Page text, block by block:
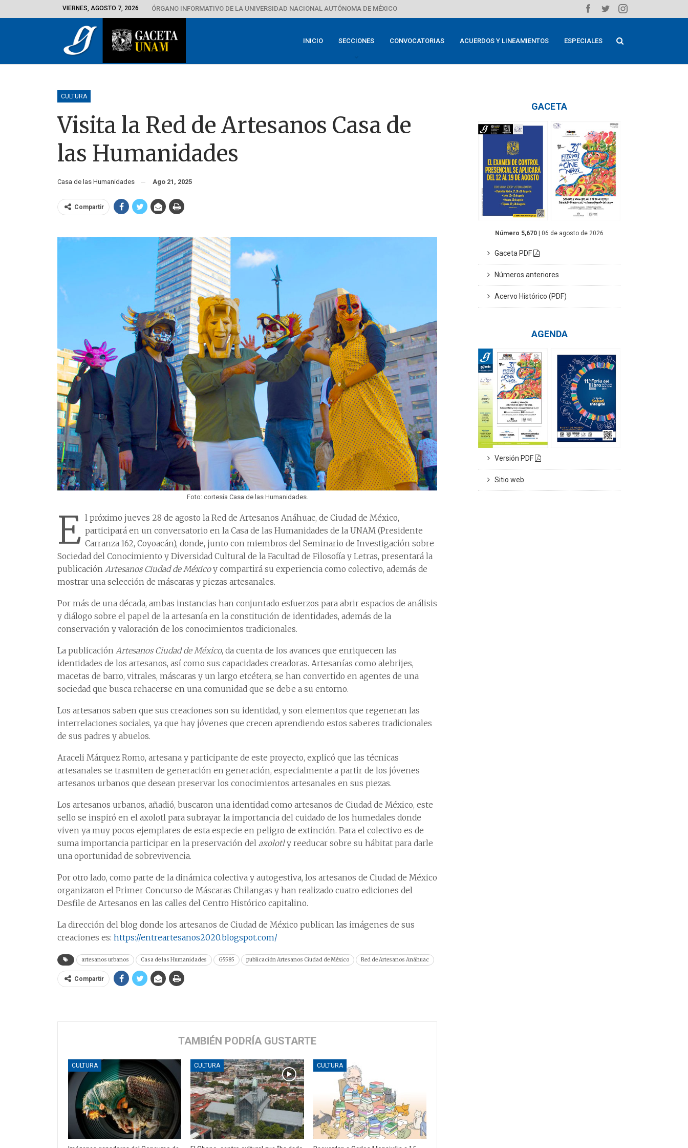
VIERNES, AGOSTO 7, 2026 ÓRGANO INFORMATIVO DE LA UNIVERSIDAD NACIONAL AUTÓNOMA DE MÉXICO
INICIO SECCIONES CONVOCATORIAS ACUERDOS Y LINEAMIENTOS ESPECIALES
CULTURA
Visita la Red de Artesanos Casa de
las Humanidades
Casa de las Humanidades Ago 21, 2025
Compartir
Foto: cortesía Casa de las Humanidades.
E l próximo jueves 28 de agosto la Red de Artesanos Anáhuac, de Ciudad de México,
participará en un conversatorio en la Casa de las Humanidades de la UNAM (Presidente
Carranza 162, Coyoacán), donde, junto con miembros del Seminario de Investigación sobre
Sociedad del Conocimiento y Diversidad Cultural de la Facultad de Filosofía y Letras, presentará la
publicación Artesanos Ciudad de Méxicoy compartirá su experiencia como colectivo, además de
mostrar una selección de máscaras y piezas artesanales.
Por más de una década, ambas instancias han conjuntado esfuerzos para abrir espacios de análisis
y diálogo sobre el papel de la artesanía en la constitución de identidades, además de la
conservación y valoración de los conocimientos tradicionales.
La publicación Artesanos Ciudad de México, da cuenta de los avances que enriquecen las
identidades de los artesanos, así como sus capacidades creadoras. Artesanías como alebrijes,
macetas de barro, vitrales, máscaras y un largo etcétera, se han convertido en agentes de una
sociedad que busca rehacerse en una comunidad que se debe a su entorno.
Los artesanos saben que sus creaciones son su identidad, y son elementos que regeneran las
interrelaciones sociales, ya que hay jóvenes que crecen aprendiendo estos saberes tradicionales
de sus padres y abuelos.
Araceli Márquez Romo, artesana y participante de este proyecto, explicó que las técnicas
artesanales se trasmiten de generación en generación, especialmente a partir de los jóvenes
artesanos urbanos que desean preservar los conocimientos artesanales en sus piezas.
Los artesanos urbanos, añadió, buscaron una identidad como artesanos de Ciudad de México, este
sello se inspiró en el axolotl para subrayar la importancia del cuidado de los humedales donde
viven ya muy pocos ejemplares de esta especie en peligro de extinción. Para el colectivo es de
suma importancia participar en la preservación del axolotly reeducar sobre su hábitat para darle
una oportunidad de sobrevivencia.
Por otro lado, como parte de la dinámica colectiva y autogestiva, los artesanos de Ciudad de México
organizaron el Primer Concurso de Máscaras Chilangas y han realizado cuatro ediciones del
Desfile de Artesanos en las calles del Centro Histórico capitalino.
La dirección del blog donde los artesanos de Ciudad de México publican las imágenes de sus
creaciones es: https://entreartesanos2020.blogspot.com/
artesanos urbanos Casa de las Humanidades G5585 publicación Artesanos Ciudad de México Red de Artesanos Anáhuac
Compartir
TAMBIÉN PODRÍA GUSTARTE
CULTURA CULTURA CULTURA
GACETA
Número 5,670 | 06 de agosto de 2026
Gaceta PDF
Números anteriores
Acervo Histórico (PDF)
AGENDA
Versión PDF
Sitio web